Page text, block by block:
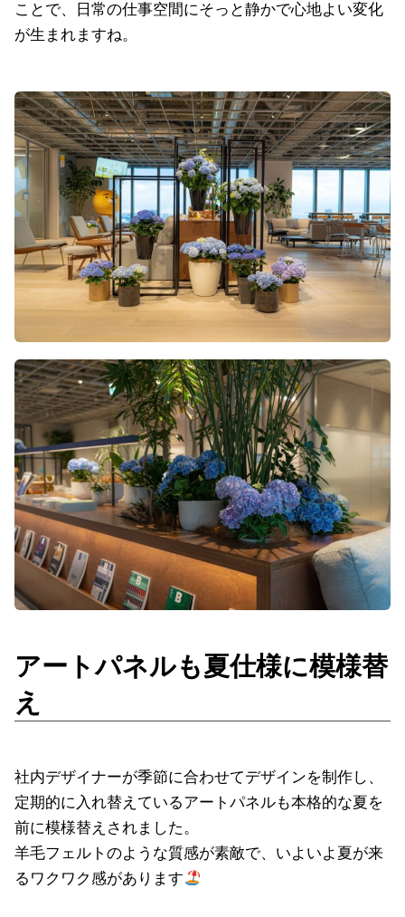
ことで、日常の仕事空間にそっと静かで心地よい変化
が生まれますね。
アートパネルも夏仕様に模様替
え
社内デザイナーが季節に合わせてデザインを制作し、
定期的に入れ替えているアートパネルも本格的な夏を
前に模様替えされました。
羊毛フェルトのような質感が素敵で、いよいよ夏が来
るワクワク感があります